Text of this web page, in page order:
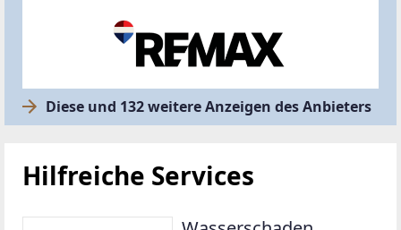
Diese und 132 weitere Anzeigen des Anbieters
Hilfreiche Services